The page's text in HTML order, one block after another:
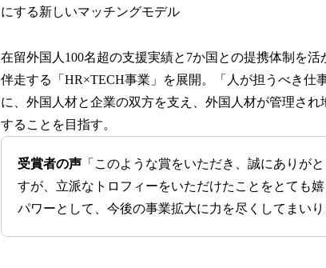
にする新しいマッチングモデル
在留外国人100名超の支援実績と7か国との提携体制を
伴走する「HR×TECH事業」を展開。「人が担うべき仕
に、外国人材と企業の双方を支え、外国人材が管理さ
することを目指す。
受賞者の声 「このような賞をいただき、誠にありが
すが、立派なトロフィーをいただけたことをとても
パワーとして、今後の事業拡大に力を尽くしてまいり